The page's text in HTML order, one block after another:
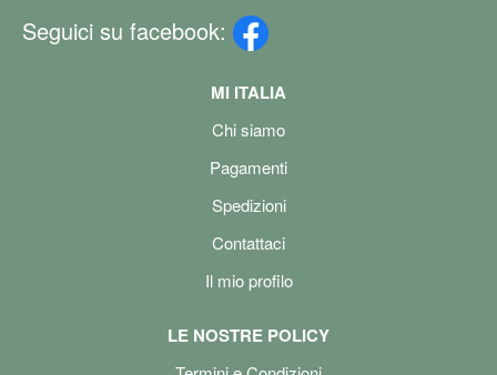
Seguici su facebook:
MI ITALIA
Chi siamo
Pagamenti
Spedizioni
Contattaci
Il mio profilo
LE NOSTRE POLICY